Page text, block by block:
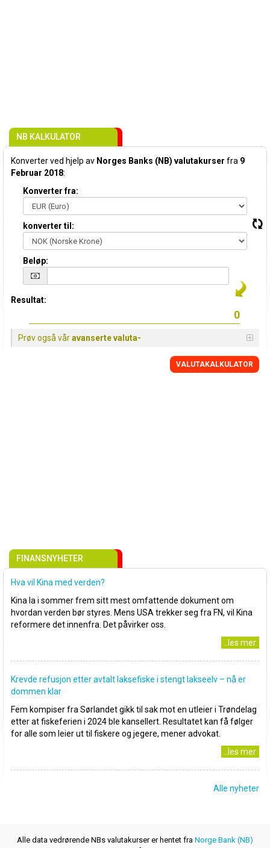
NB KALKULATOR
Konverter ved hjelp av Norges Banks (NB) valutakurser fra 9
Februar 2018:
Konverter fra:
konverter til:
Beløp:
Resultat:
Prøv også våravanserte valuta-
VALUTAKALKULATOR
FINANSNYHETER
Hva vil Kina med verden?
Kina la i sommer frem sitt mest omfattende dokument om
hvordan verden bør styres. Mens USA trekker seg fra FN, vil Kina
reformere det innenfra. Det påvirker oss.
..les mer
Krevde refusjon etter avtalt laksefiske i stengt lakseelv – nå er
dommen klar
Fem kompiser fra Sørlandet gikk til sak mot en utleier i Trøndelag
etter at fiskeferien i 2024 ble kansellert. Resultatet kan få følger
for alle som leier ut til fiskere og jegere, mener advokat.
..les mer
Alle nyheter
Alle data vedrørende NBs valutakurser er hentet fra Norge Bank (NB)